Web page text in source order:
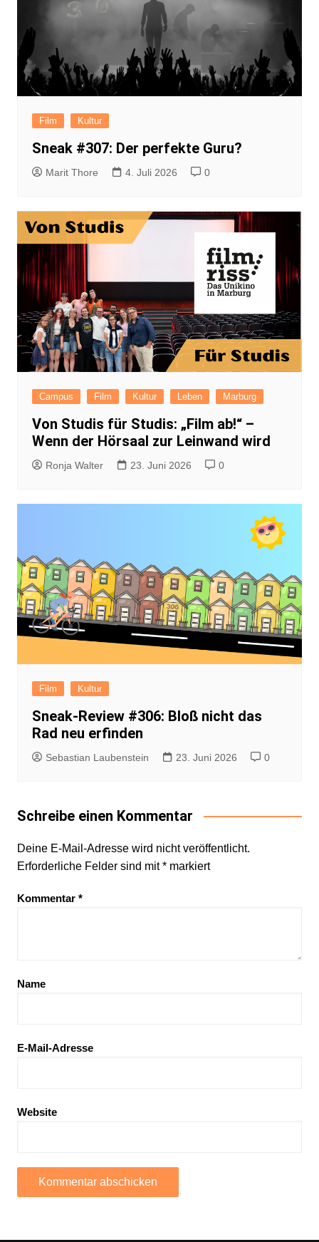
Film Kultur
Sneak #307: Der perfekte Guru?
Marit Thore 4. Juli 2026 0
Campus Film Kultur Leben Marburg
Von Studis für Studis: „Film ab!“ –
Wenn der Hörsaal zur Leinwand wird
Ronja Walter 23. Juni 2026 0
Film Kultur
Sneak-Review #306: Bloß nicht das
Rad neu erfinden
Sebastian Laubenstein 23. Juni 2026 0
Schreibe einen Kommentar
Deine E-Mail-Adresse wird nicht veröffentlicht.
Erforderliche Felder sind mit*markiert
Kommentar *
Name
E-Mail-Adresse
Website